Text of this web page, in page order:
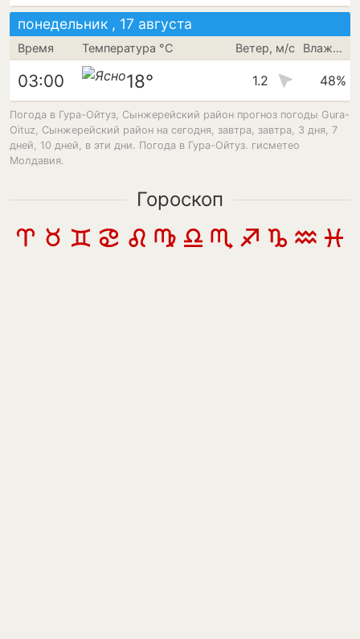
понедельник , 17 августа
Время Температура °C Ветер, м/с Влажность
03:00 18° 1.2 48%
Погода в Гура-Ойтуз, Сынжерейский район прогноз погоды Gura-
Oituz, Сынжерейский район на сегодня, завтра, завтра, 3 дня, 7
дней, 10 дней, в эти дни. Погода в Гура-Ойтуз. гисметео
Молдавия.
Гороскоп